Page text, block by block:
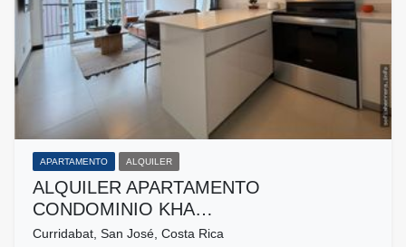
APARTAMENTO ALQUILER
ALQUILER APARTAMENTO
CONDOMINIO KHA…
Curridabat, San José, Costa Rica